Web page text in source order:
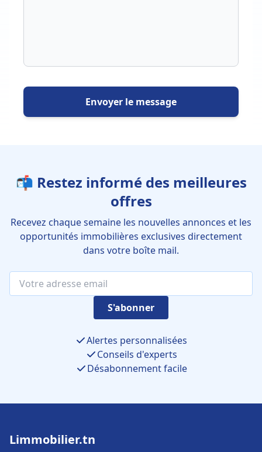
Envoyer le message
📬 Restez informé des meilleures
offres
Recevez chaque semaine les nouvelles annonces et les
opportunités immobilières exclusives directement
dans votre boîte mail.
S'abonner
Alertes personnalisées
Conseils d'experts
Désabonnement facile
Limmobilier.tn